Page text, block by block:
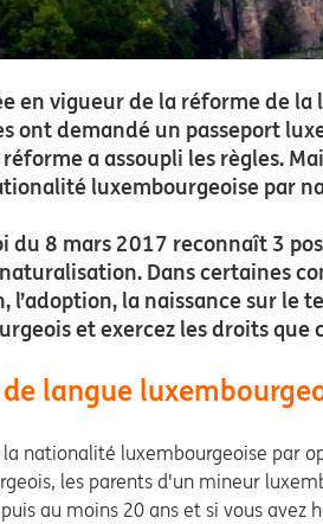
en vigueur de la réforme de
ont demandé un passeport
réforme a assoupli les règles.
luxembourgeoise par
du 8 mars 2017 reconnaît 3
Dans certaines
l’adoption, la naissance sur le
et exercez les droits que
langue
la nationalité luxembourgeoise par
les parents d'un mineur
au moins 20 ans et si vous